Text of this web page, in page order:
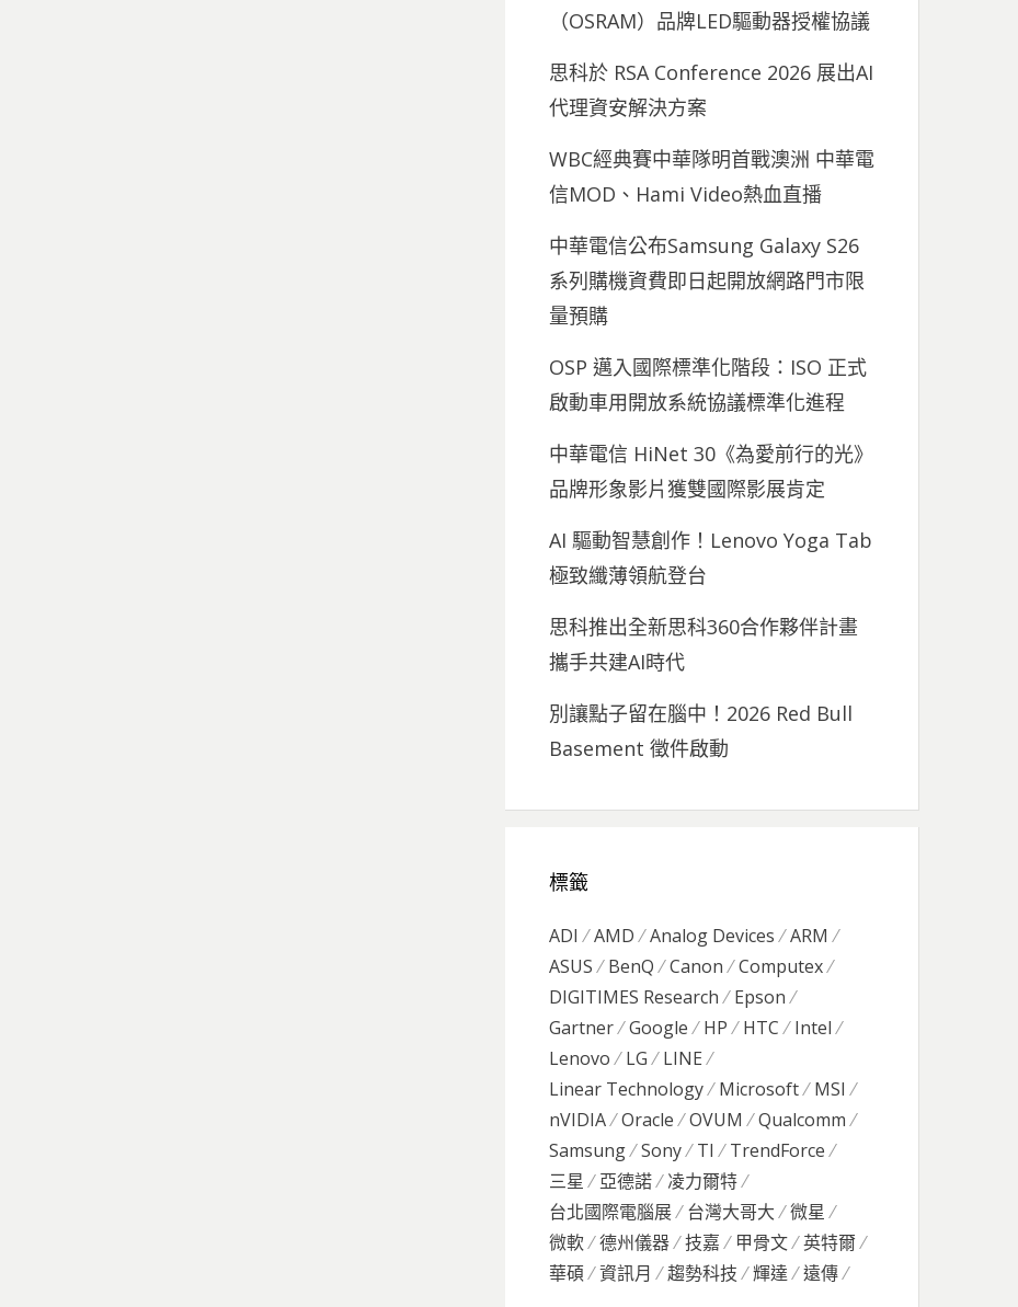
（OSRAM）品牌LED驅動器授權協議
思科於 RSA Conference 2026 展出AI
代理資安解決方案
WBC經典賽中華隊明首戰澳洲 中華電
信MOD、Hami Video熱血直播
中華電信公布Samsung Galaxy S26
系列購機資費即日起開放網路門市限
量預購
OSP 邁入國際標準化階段：ISO 正式
啟動車用開放系統協議標準化進程
中華電信 HiNet 30《為愛前行的光》
品牌形象影片獲雙國際影展肯定
AI 驅動智慧創作！Lenovo Yoga Tab
極致纖薄領航登台
思科推出全新思科360合作夥伴計畫
攜手共建AI時代
別讓點子留在腦中！2026 Red Bull
Basement 徵件啟動
標籤
ADI AMD Analog Devices
ARM
ASUS
BenQ Canon
Computex
DIGITIMES Research
Epson
Gartner
Google HP HTC
Intel
Lenovo
LG
LINE
Linear Technology
Microsoft
MSI
nVIDIA
Oracle OVUM
Qualcomm
Samsung
Sony TI
TrendForce
三星
亞德諾
凌力爾特
台北國際電腦展
台灣大哥大
微星
微軟
德州儀器 技嘉 甲骨文
英特爾
華碩
資訊月 趨勢科技 輝達 遠傳